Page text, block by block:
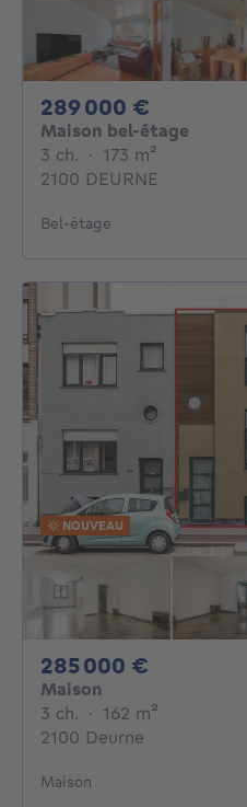
289 000 €
Maison bel-étage
3 ch. 3 chambres
· 173 m²
2100 DEURNE
Bel-étage
NOUVEAU
285 000 €
Maison
3 ch. 3 chambres
· 162 m²
2100 Deurne
Maison